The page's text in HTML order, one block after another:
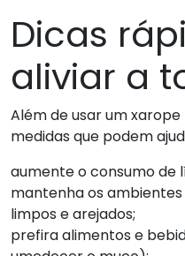
Dicas
aliviar a
Além de usar um
medidas que podem
aumente o consumo de
mantenha os
limpos e arejados;
prefira alimentos e